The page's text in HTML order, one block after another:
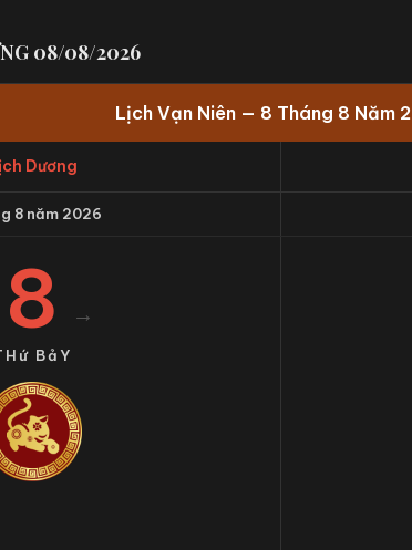
08/08/2026
Lịch Vạn Niên — 8 Tháng 8 Năm
Dương
8 năm 2026
8
BảY
→